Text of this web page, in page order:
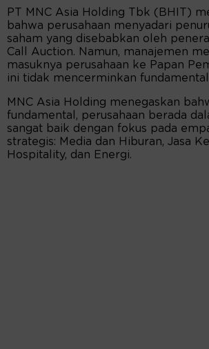
PT MNC Asia Holding Tbk (BHIT)
bahwa perusahaan menyadari
saham yang disebabkan oleh
Call Auction. Namun, manajemen
masuknya perusahaan ke Papan
ini tidak mencerminkan fundamental
MNC Asia Holding menegaskan
fundamental, perusahaan berada
sangat baik dengan fokus pada
strategis: Media dan Hiburan, Jasa
Hospitality, dan Energi.